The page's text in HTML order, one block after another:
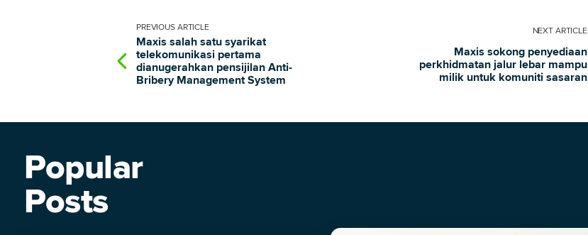
PREVIOUS ARTICLE
Maxis salah satu syarikat
telekomunikasi pertama
dianugerahkan pensijilan Anti-
Bribery Management System
NEXT ARTICLE
Maxis sokong penyediaan
perkhidmatan jalur lebar mampu
milik untuk komuniti sasaran
Popular
Posts